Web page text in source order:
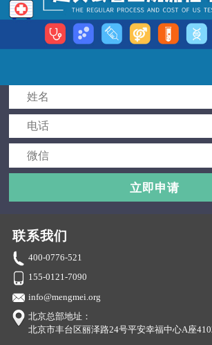
立即申请
联系我们
400-0776-521
155-0121-7090
info@mengmei.org
北京总部地址：
北京市丰台区丽泽路24号平安幸福中心A座